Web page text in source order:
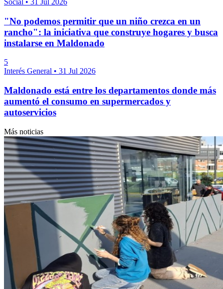
"No podemos permitir que un niño crezca en un
rancho": la iniciativa que construye hogares y busca
instalarse en Maldonado
5
Interés General • 31 Jul 2026
Maldonado está entre los departamentos donde más
aumentó el consumo en supermercados y
autoservicios
Más noticias